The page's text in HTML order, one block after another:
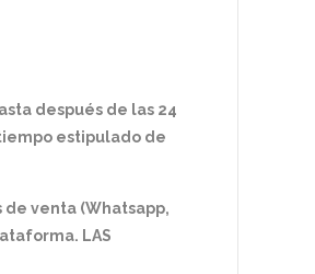
después de las 24
estipulado de
venta (Whatsapp,
LAS